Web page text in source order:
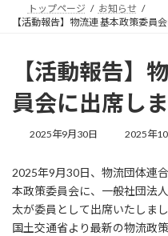
トップページ
お知らせ
【活動報告】物流連 基本政策委員
【活動報告】
員会に出席し
2025年9月30日
最
新
日
時
:
2025年
2025年9月30日、物流団体連
本政策委員会に、一般社団法
太が委員として出席いたしまし
国土交通省より最新の物流政